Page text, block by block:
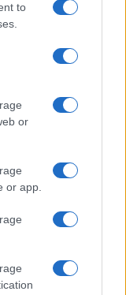
to
or
or app.
ő maga a
a legtöbb
is bújik egy-
világ –
családján
az